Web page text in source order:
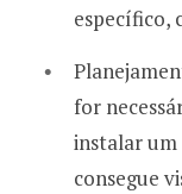
específico,
for
instalar um
consegue